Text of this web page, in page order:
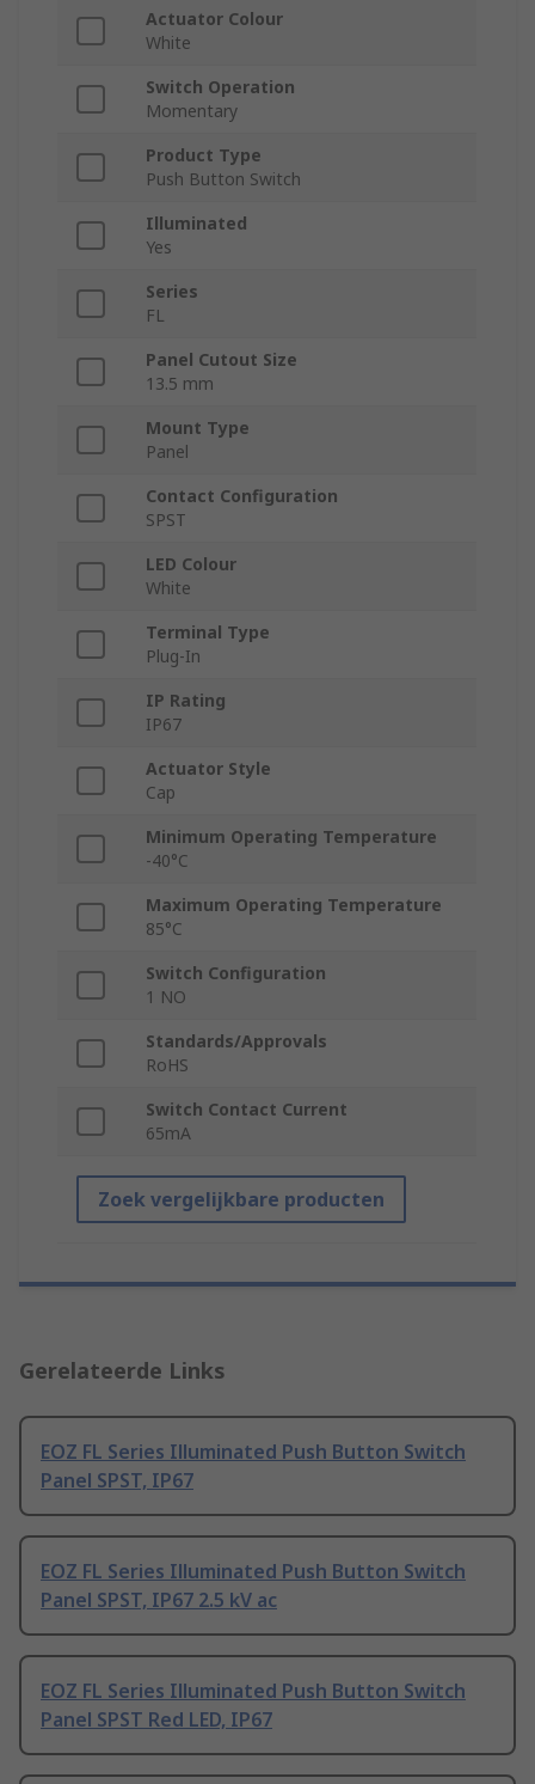
Actuator Colour
White
Switch Operation
Momentary
Product Type
Push Button Switch
Illuminated
Yes
Series
FL
Panel Cutout Size
13.5 mm
Mount Type
Panel
Contact Configuration
SPST
LED Colour
White
Terminal Type
Plug-In
IP Rating
IP67
Actuator Style
Cap
Minimum Operating Temperature
-40°C
Maximum Operating Temperature
85°C
Switch Configuration
1 NO
Standards/Approvals
RoHS
Switch Contact Current
65mA
Zoek vergelijkbare producten
Gerelateerde Links
EOZ FL Series Illuminated Push Button Switch
Panel SPST, IP67
EOZ FL Series Illuminated Push Button Switch
Panel SPST, IP67 2.5 kV ac
EOZ FL Series Illuminated Push Button Switch
Panel SPST Red LED, IP67